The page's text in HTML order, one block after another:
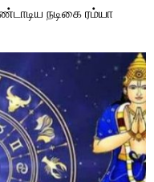
நடிகை ரம்யா